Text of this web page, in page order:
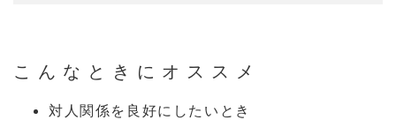
こんなときにオススメ
対人関係を良好にしたいとき